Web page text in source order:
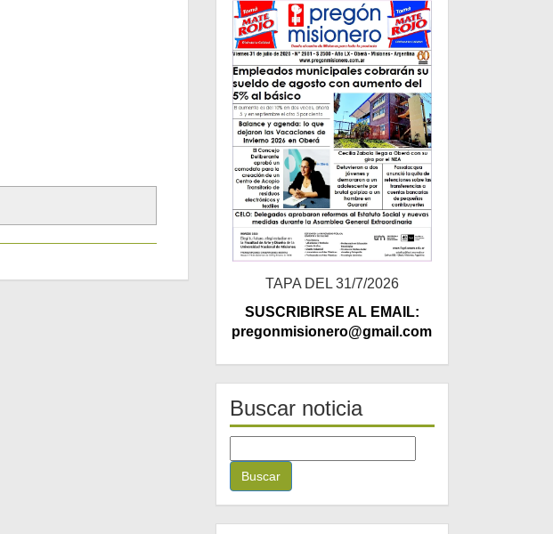
TAPA DEL 31/7/2026
SUSCRIBIRSE AL EMAIL:
pregonmisionero@gmail.com
Buscar noticia
u
c
a